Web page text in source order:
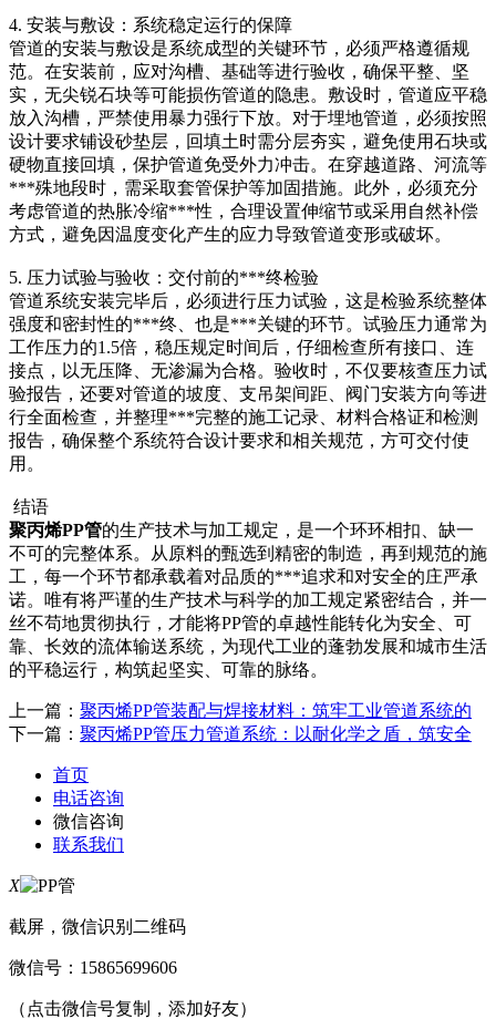
4. 安装与敷设：系统稳定运行的保障
管道的安装与敷设是系统成型的关键环节，必须严格遵循规
范。在安装前，应对沟槽、基础等进行验收，确保平整、坚
实，无尖锐石块等可能损伤管道的隐患。敷设时，管道应平稳
放入沟槽，严禁使用暴力强行下放。对于埋地管道，必须按照
设计要求铺设砂垫层，回填土时需分层夯实，避免使用石块或
硬物直接回填，保护管道免受外力冲击。在穿越道路、河流等
***殊地段时，需采取套管保护等加固措施。此外，必须充分
考虑管道的热胀冷缩***性，合理设置伸缩节或采用自然补偿
方式，避免因温度变化产生的应力导致管道变形或破坏。
5. 压力试验与验收：交付前的***终检验
管道系统安装完毕后，必须进行压力试验，这是检验系统整体
强度和密封性的***终、也是***关键的环节。试验压力通常为
工作压力的1.5倍，稳压规定时间后，仔细检查所有接口、连
接点，以无压降、无渗漏为合格。验收时，不仅要核查压力试
验报告，还要对管道的坡度、支吊架间距、阀门安装方向等进
行全面检查，并整理***完整的施工记录、材料合格证和检测
报告，确保整个系统符合设计要求和相关规范，方可交付使
用。
结语
聚丙烯PP管的生产技术与加工规定，是一个环环相扣、缺一
不可的完整体系。从原料的甄选到精密的制造，再到规范的施
工，每一个环节都承载着对品质的***追求和对安全的庄严承
诺。唯有将严谨的生产技术与科学的加工规定紧密结合，并一
丝不苟地贯彻执行，才能将PP管的卓越性能转化为安全、可
靠、长效的流体输送系统，为现代工业的蓬勃发展和城市生活
的平稳运行，构筑起坚实、可靠的脉络。
上一篇： 聚丙烯PP管装配与焊接材料：筑牢工业管道系统的
下一篇： 聚丙烯PP管压力管道系统：以耐化学之盾，筑安全
首页
电话咨询
微信咨询
联系我们
X
截屏，微信识别二维码
微信号： 15865699606
（点击微信号复制，添加好友）